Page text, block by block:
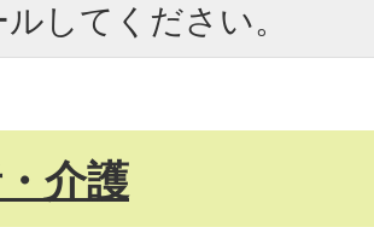
してください。
介護